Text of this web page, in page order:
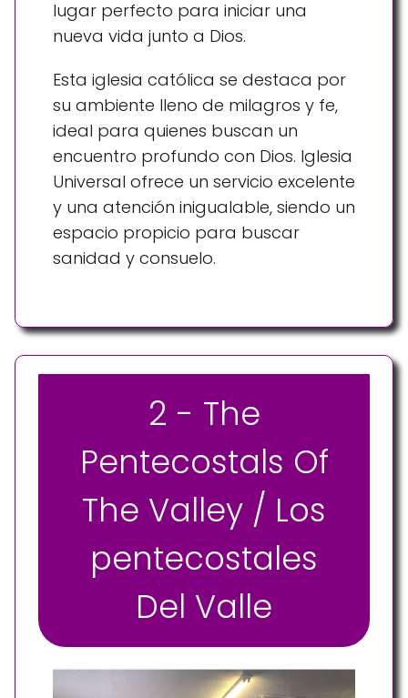
lugar perfecto para iniciar una
nueva vida junto a Dios.
Esta iglesia católica se destaca por
su ambiente lleno de milagros y fe,
ideal para quienes buscan un
encuentro profundo con Dios. Iglesia
Universal ofrece un servicio excelente
y una atención inigualable, siendo un
espacio propicio para buscar
sanidad y consuelo.
2 - The
Pentecostals Of
The Valley / Los
pentecostales
Del Valle